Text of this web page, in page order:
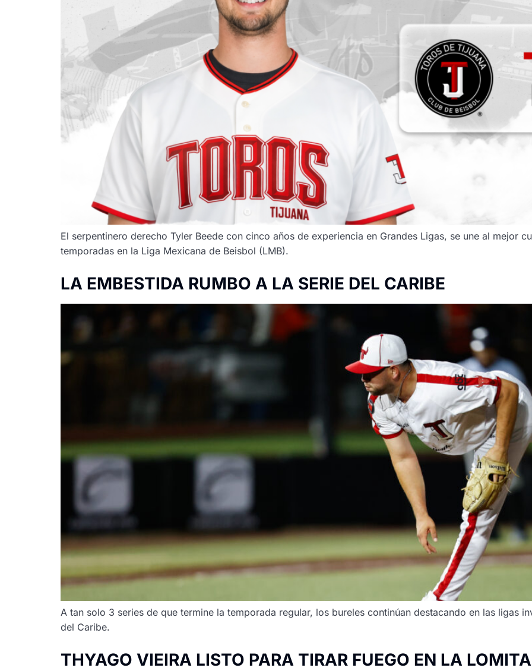
El serpentinero derecho Tyler Beede con cinco años de experiencia en Grandes Ligas, se une al mejor
temporadas en la Liga Mexicana de Beisbol (LMB).
LA EMBESTIDA RUMBO A LA SERIE DEL CARIBE
A tan solo 3 series de que termine la temporada regular, los bureles continúan destacando en las ligas
del Caribe.
THYAGO VIEIRA LISTO PARA TIRAR FUEGO EN LA LOMITA